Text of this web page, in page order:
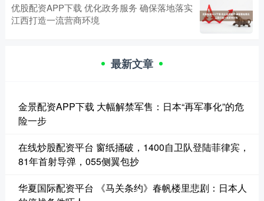
优股配资APP下载 优化政务服务 确保落地落实
江西打造一流营商环境
最新文章
金景配资APP下载 大幅解禁军售：日本“再军事化”的危
险一步
在线炒股配资平台 窗纸捅破，1400自卫队登陆菲律宾，
81年首射导弹，055侧翼包抄
华夏国际配资平台 《马关条约》春帆楼里悲剧：日本人